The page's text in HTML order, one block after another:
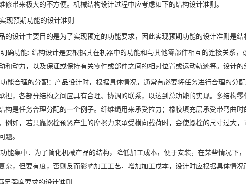
修带来极大的不方便。机械结构设计过程中应考虑如下的结构设计准则。
现预期功能的设计准则
的设计主要目的是为了实现预定的功能要求，因此实现预期功能的设计准则是
确功能: 结构设计是要根据其在机器中的功能和与其他零部件相互的连接关系
和动力，以及保证或保持有关零件或部件之间的相对位置或运动轨迹等。设计的
能合理的分配：产品设计时，根据具体情况，通常有必要将任务进行合理的分
担，各部分结构之间应具有合理、协调的联系，以达到总功能的实现。多结构
构是任务合理分配的一个例子。纤维绳用来承受拉力；橡胶填充层承受带弯曲
例如，若只靠螺栓预紧产生的摩擦力来承受横向载荷时，会使螺栓的尺寸过大
题。
能集中：为了简化机械产品的结构，降低加工成本，便于安装，在某些情况下
杂，但要有度，否则反而影响加工工艺、增加加工成本，设计时应根据具体情况
足强度要求的设计准则